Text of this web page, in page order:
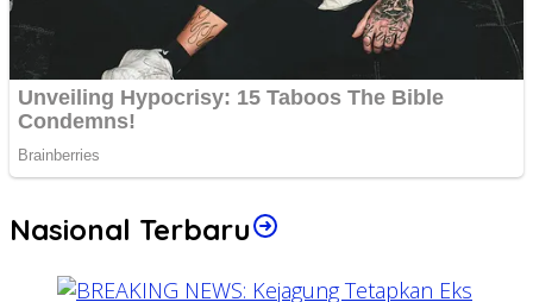
Nasional Terbaru